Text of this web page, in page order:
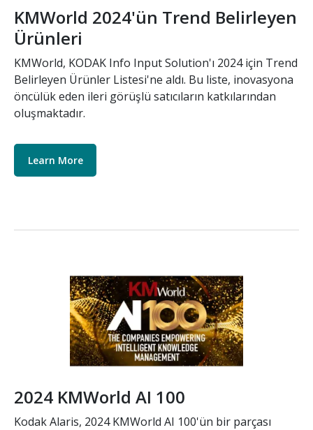
KMWorld 2024'ün Trend Belirleyen
Ürünleri
KMWorld, KODAK Info Input Solution'ı 2024 için Trend
Belirleyen Ürünler Listesi'ne aldı. Bu liste, inovasyona
öncülük eden ileri görüşlü satıcıların katkılarından
oluşmaktadır.
Learn More
2024 KMWorld AI 100
Kodak Alaris, 2024 KMWorld AI 100'ün bir parçası